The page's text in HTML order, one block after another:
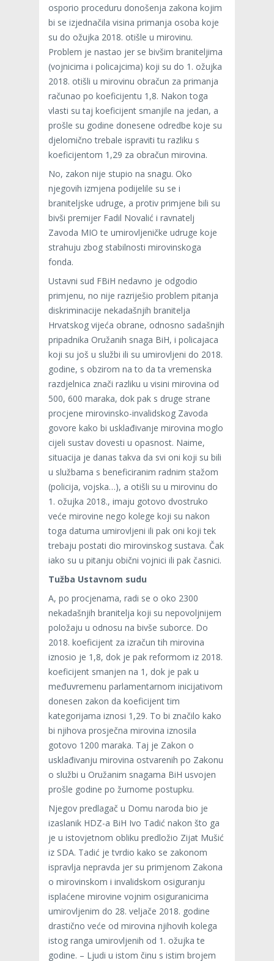
osporio proceduru donošenja zakona kojim
bi se izjednačila visina primanja osoba koje
su do ožujka 2018. otišle u mirovinu.
Problem je nastao jer se bivšim braniteljima
(vojnicima i policajcima) koji su do 1. ožujka
2018. otišli u mirovinu obračun za primanja
računao po koeficijentu 1,8. Nakon toga
vlasti su taj koeficijent smanjile na jedan, a
prošle su godine donesene odredbe koje su
djelomično trebale ispraviti tu razliku s
koeficijentom 1,29 za obračun mirovina.
No, zakon nije stupio na snagu. Oko
njegovih izmjena podijelile su se i
braniteljske udruge, a protiv primjene bili su
bivši premijer Fadil Novalić i ravnatelj
Zavoda MIO te umirovljeničke udruge koje
strahuju zbog stabilnosti mirovinskoga
fonda.
Ustavni sud FBiH nedavno je odgodio
primjenu, no nije razriješio problem pitanja
diskriminacije nekadašnjih branitelja
Hrvatskog vijeća obrane, odnosno sadašnjih
pripadnika Oružanih snaga BiH, i policajaca
koji su još u službi ili su umirovljeni do 2018.
godine, s obzirom na to da ta vremenska
razdjelnica znači razliku u visini mirovina od
500, 600 maraka, dok pak s druge strane
procjene mirovinsko-invalidskog Zavoda
govore kako bi usklađivanje mirovina moglo
cijeli sustav dovesti u opasnost. Naime,
situacija je danas takva da svi oni koji su bili
u službama s beneficiranim radnim stažom
(policija, vojska…), a otišli su u mirovinu do
1. ožujka 2018., imaju gotovo dvostruko
veće mirovine nego kolege koji su nakon
toga datuma umirovljeni ili pak oni koji tek
trebaju postati dio mirovinskog sustava. Čak
iako su u pitanju obični vojnici ili pak časnici.
Tužba Ustavnom sudu
A, po procjenama, radi se o oko 2300
nekadašnjih branitelja koji su nepovoljnijem
položaju u odnosu na bivše suborce. Do
2018. koeficijent za izračun tih mirovina
iznosio je 1,8, dok je pak reformom iz 2018.
koeficijent smanjen na 1, dok je pak u
međuvremenu parlamentarnom inicijativom
donesen zakon da koeficijent tim
kategorijama iznosi 1,29. To bi značilo kako
bi njihova prosječna mirovina iznosila
gotovo 1200 maraka. Taj je Zakon o
usklađivanju mirovina ostvarenih po Zakonu
o službi u Oružanim snagama BiH usvojen
prošle godine po žurnome postupku.
Njegov predlagač u Domu naroda bio je
izaslanik HDZ-a BiH Ivo Tadić nakon što ga
je u istovjetnom obliku predložio Zijat Mušić
iz SDA. Tadić je tvrdio kako se zakonom
ispravlja nepravda jer su primjenom Zakona
o mirovinskom i invalidskom osiguranju
isplaćene mirovine vojnim osiguranicima
umirovljenim do 28. veljače 2018. godine
drastično veće od mirovina njihovih kolega
istog ranga umirovljenih od 1. ožujka te
godine. – Ljudi u istom činu s istim brojem